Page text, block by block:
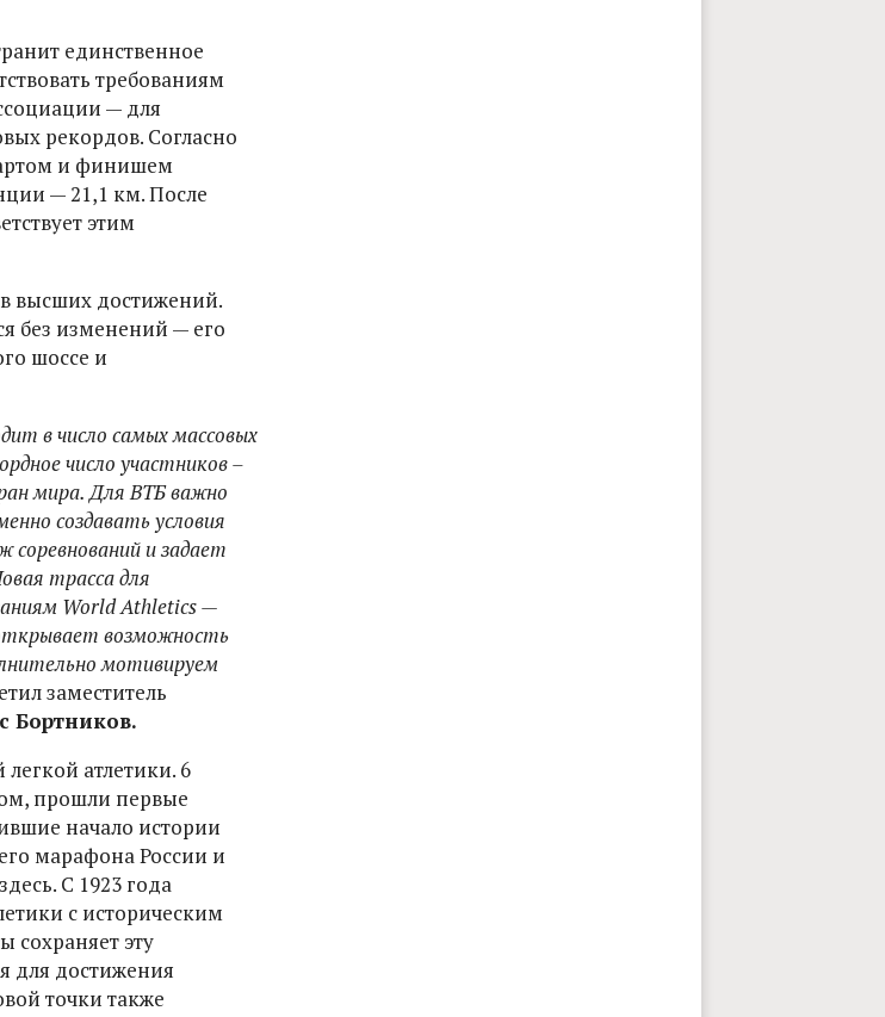
единственное
требованиям
— для
рекордов. Согласно
и финишем
— 21,1 км. После
этим
высших достижений.
без изменений — его
шоссе и
в число самых массовых
число участников –
мира. Для ВТБ важно
создавать условия
и задает
трасса для
World Athletics —
возможность
мотивируем
заместитель
Бортников.
атлетики. 6
прошли первые
начало истории
марафона России и
С 1923 года
с историческим
сохраняет эту
для достижения
точки также